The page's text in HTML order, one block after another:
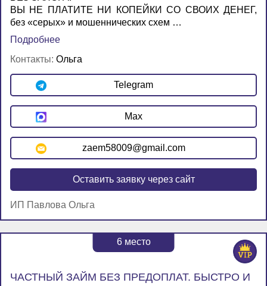
ВЫ НЕ ПЛАТИТЕ НИ КОПЕЙКИ СО СВОИХ ДЕНЕГ,
без «серых» и мошеннических схем …
Подробнее
Контакты: Ольга
Telegram
Max
zaem58009@gmail.com
Оставить заявку через сайт
ИП Павлова Ольга
6место
ЧАСТНЫЙ ЗАЙМ БЕЗ ПРЕДОПЛАТ. БЫСТРО И